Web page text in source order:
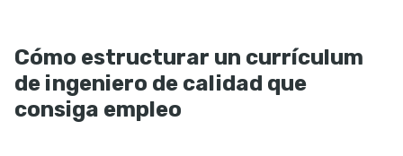
Cómo estructurar un currículum
de ingeniero de calidad que
consiga empleo